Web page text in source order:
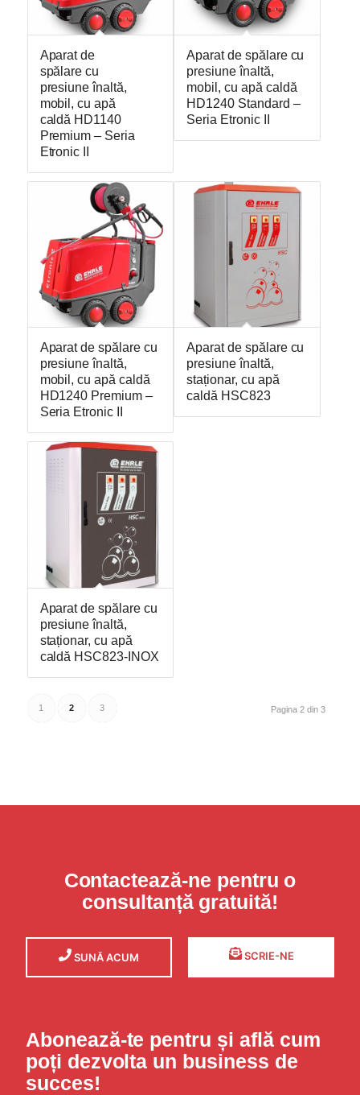
Aparat de
spălare cu
presiune înaltă,
mobil, cu apă
caldă HD1140
Premium – Seria
Etronic II
Aparat de spălare cu
presiune înaltă,
mobil, cu apă caldă
HD1240 Standard –
Seria Etronic II
Aparat de spălare cu
presiune înaltă,
mobil, cu apă caldă
HD1240 Premium –
Seria Etronic II
Aparat de spălare cu
presiune înaltă,
staționar, cu apă
caldă HSC823
Aparat de spălare cu
presiune înaltă,
staționar, cu apă
caldă HSC823-INOX
Pagina 2 din 3
1 2 3
Contactează-ne pentru o
consultanță gratuită!
SUNĂ ACUM SCRIE-NE
Abonează-te pentru și află cum
poți dezvolta un business de
succes!